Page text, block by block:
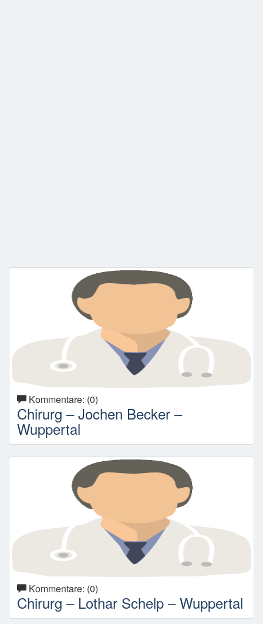
Kommentare: (0)
Chirurg – Jochen Becker –
Wuppertal
Kommentare: (0)
Chirurg – Lothar Schelp – Wuppertal